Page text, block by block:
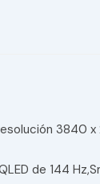
de 144